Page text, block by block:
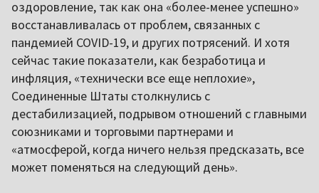
оздоровление, так как она «более-менее успешно»
восстанавливалась от проблем, связанных с
пандемией COVID-19, и других потрясений. И хотя
сейчас такие показатели, как безработица и
инфляция, «технически все еще неплохие»,
Соединенные Штаты столкнулись с
дестабилизацией, подрывом отношений с главными
союзниками и торговыми партнерами и
«атмосферой, когда ничего нельзя предсказать, все
может поменяться на следующий день».